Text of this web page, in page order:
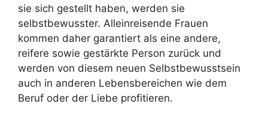
sie sich gestellt haben, werden sie
selbstbewusster. Alleinreisende Frauen
kommen daher garantiert als eine andere,
reifere sowie gestärkte Person zurück und
werden von diesem neuen Selbstbewusstsein
auch in anderen Lebensbereichen wie dem
Beruf oder der Liebe profitieren.